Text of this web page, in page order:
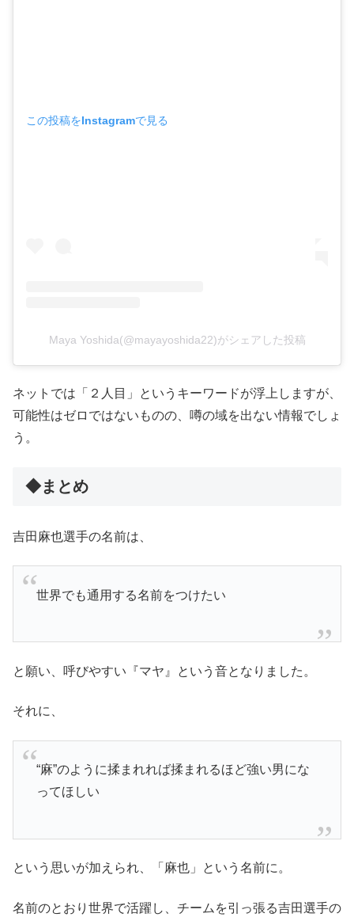
この投稿をInstagramで見る
Maya Yoshida(@mayayoshida22)がシェアした投稿
ネットでは「２人目」というキーワードが浮上しますが、
可能性はゼロではないものの、噂の域を出ない情報でしょ
う。
◆まとめ
吉田麻也選手の名前は、
世界でも通用する名前をつけたい
と願い、呼びやすい『マヤ』という音となりました。
それに、
“麻”のように揉まれれば揉まれるほど強い男にな
ってほしい
という思いが加えられ、「麻也」という名前に。
名前のとおり世界で活躍し、チームを引っ張る吉田選手の